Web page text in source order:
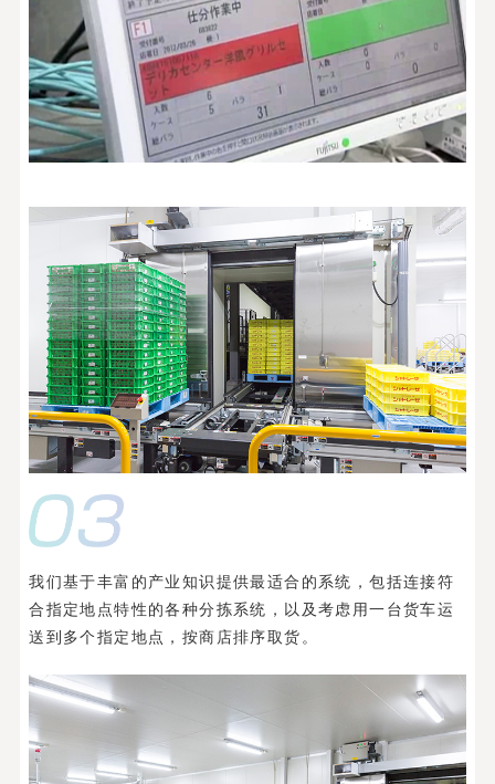
我们基于丰富的产业知识提供最适合的系统，包括连接符
合指定地点特性的各种分拣系统，以及考虑用一台货车运
送到多个指定地点，按商店排序取货。